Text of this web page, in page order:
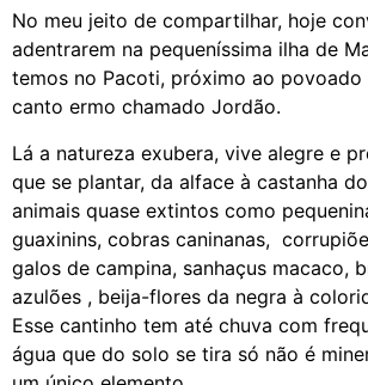
No meu jeito de compartilhar, hoje
adentrarem na pequeníssima ilha de
temos no Pacoti, próximo ao povoado
canto ermo chamado Jordão.
Lá a natureza exubera, vive alegre e
que se plantar, da alface à castanha
animais quase extintos como
guaxinins, cobras caninanas,
galos de campina, sanhaçus macaco,
azulões , beija-flores da negra à
Esse cantinho tem até chuva com
água que do solo se tira só não é